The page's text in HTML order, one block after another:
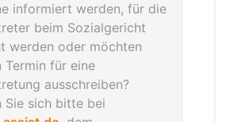
informiert werden, für die
beim Sozialgericht
werden oder möchten
Termin für eine
ausschreiben?
Sie sich bitte bei